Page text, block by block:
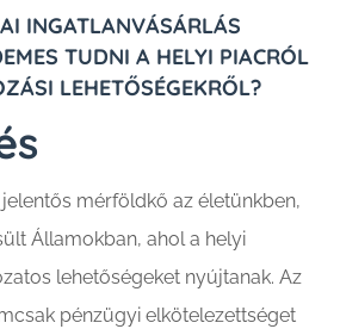
INGATLANVÁSÁRLÁS
TUDNI A HELYI PIACRÓL
LEHETŐSÉGEKRŐL?
mérföldkő az életünkben,
Államokban, ahol a helyi
lehetőségeket nyújtanak. Az
pénzügyi elkötelezettséget